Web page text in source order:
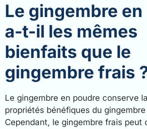
Le gingembre
a-t-il les mêmes
bienfaits que le
gingembre frais
Le gingembre en poudre conserve
propriétés bénéfiques du
Cependant, le gingembre frais peut